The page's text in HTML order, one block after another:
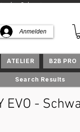
der Schweiz
Anmelden
EVO -
ATELIER B2B PRO
Search Results